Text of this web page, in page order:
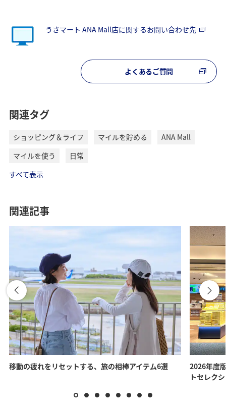
うさマート ANA Mall店に関するお問い合わせ先
よくあるご質問
関連タグ
ショッピング＆ライフ マイルを貯める
ANA Mall
マイルを使う
日常
すべて表示
関連記事
移動の疲れをリセットする、旅の相棒アイテム6選
2026年度
トセレク